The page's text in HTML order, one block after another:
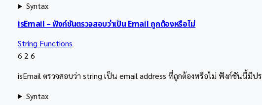
Syntax
isEmail – ฟังก์ชันตรวจสอบว่าเป็น Email ถูกต้องหรือไม่
String Functions
6 2 6
isEmail ตรวจสอบว่า string เป็น email address ที่ถูกต้องหรือไม่ ฟังก์ชันนี้มี
Syntax